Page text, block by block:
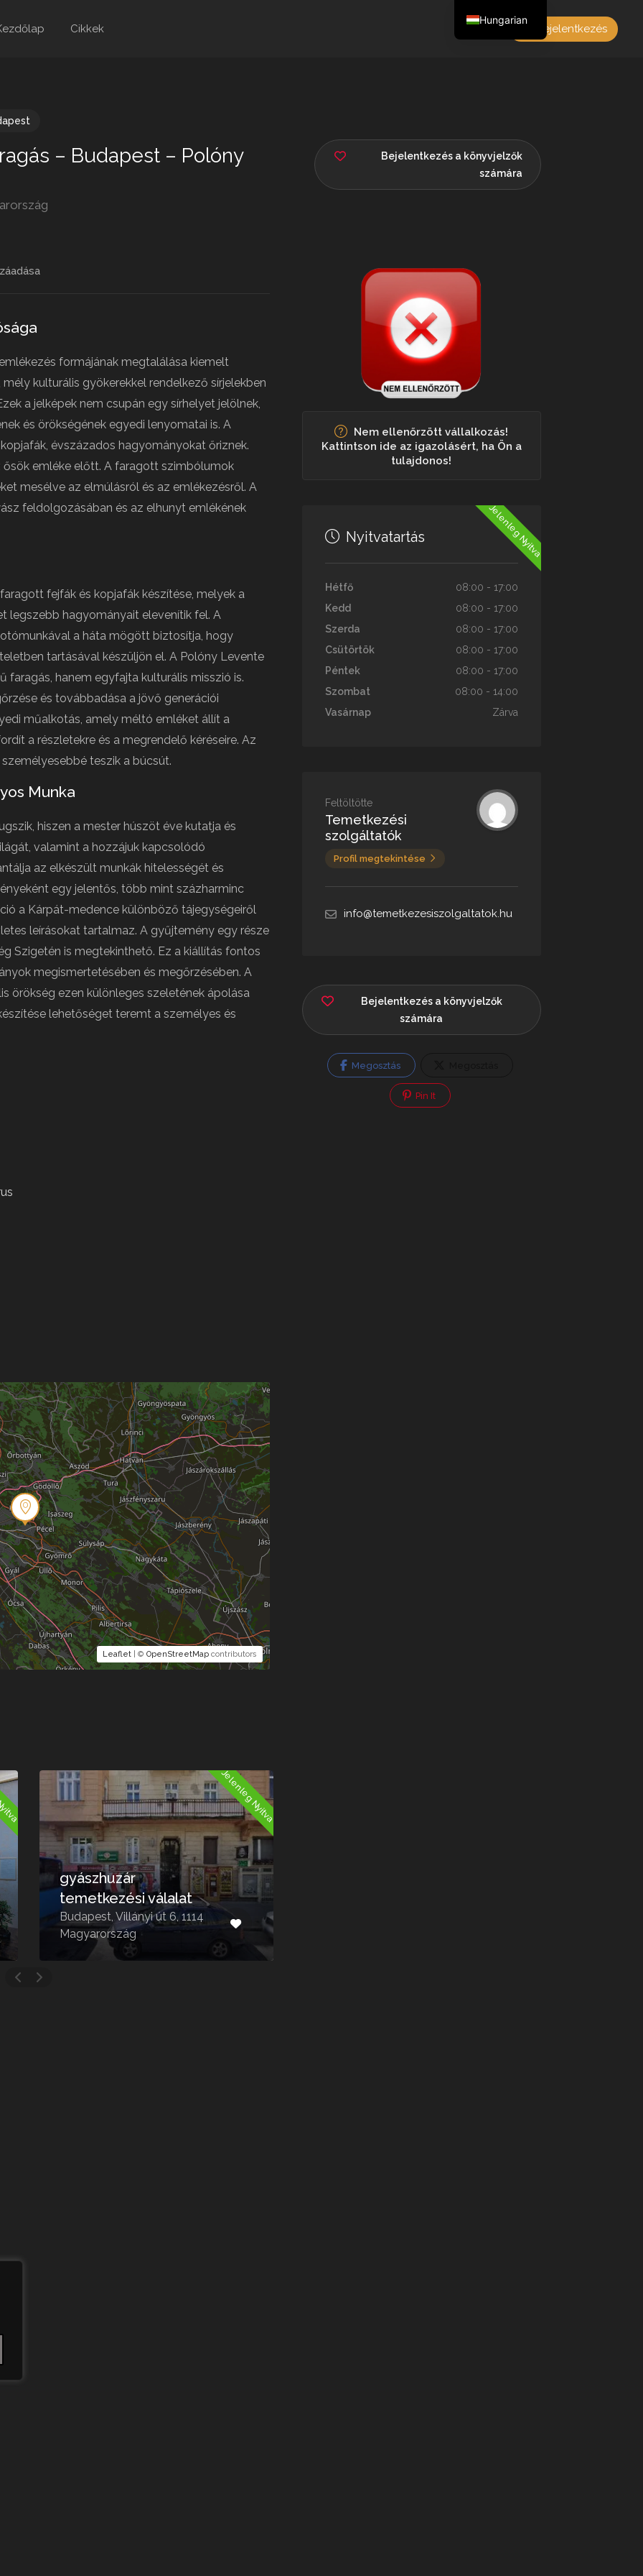
Cikkek Bejelentkezés
– Budapest – Polóny
Bejelentkezés a könyvjelzők
számára
formájának megtalálása kiemelt
kulturális gyökerekkel rendelkező sírjelekben
a jelképek nem csupán egy sírhelyet jelölnek,
és örökségének egyedi lenyomatai is. A
évszázados hagyományokat őriznek.
emléke előtt. A faragott szimbólumok
mesélve az elmúlásról és az emlékezésről. A
feldolgozásában és az elhunyt emlékének
fejfák és kopjafák készítése, melyek a
legszebb hagyományait elevenítik fel. A
a háta mögött biztosítja, hogy
tartásával készüljön el. A Polóny Levente
hanem egyfajta kulturális misszió is.
és továbbadása a jövő generációi
műalkotás, amely méltó emléket állít a
a részletekre és a megrendelő kéréseire. Az
teszik a búcsút.
Munka
hiszen a mester húszöt éve kutatja és
valamint a hozzájuk kapcsolódó
az elkészült munkák hitelességét és
egy jelentős, több mint százharminc
a Kárpát-medence különböző tájegységeiről
leírásokat tartalmaz. A gyűjtemény egy része
Szigetén is megtekinthető. Ez a kiállítás fontos
megismertetésében és megőrzésében. A
örökség ezen különleges szeletének ápolása
lehetőséget teremt a személyes és
Leaflet| © OpenStreetMapcontributors
Jelenleg Nyitva
gyászhuzár
temetkezési válalat
Budapest, Villányi út 6, 1114
Magyarország
Nem ellenőrzött vállalkozás!
Kattintson ide az igazolásért, ha Ön a
tulajdonos!
Jelenleg Nyitva
Nyitvatartás
Hétfő
08:00 - 17:00
Kedd
08:00 - 17:00
Szerda
08:00 - 17:00
Csütörtök
08:00 - 17:00
Péntek
08:00 - 17:00
Szombat
08:00 - 14:00
Vasárnap
Zárva
Feltöltötte
Temetkezési
szolgáltatók
Profil megtekintése
info@temetkezesiszolgaltatok.hu
Bejelentkezés a könyvjelzők
számára
Megosztás
Pin It
Hungarian
English
French